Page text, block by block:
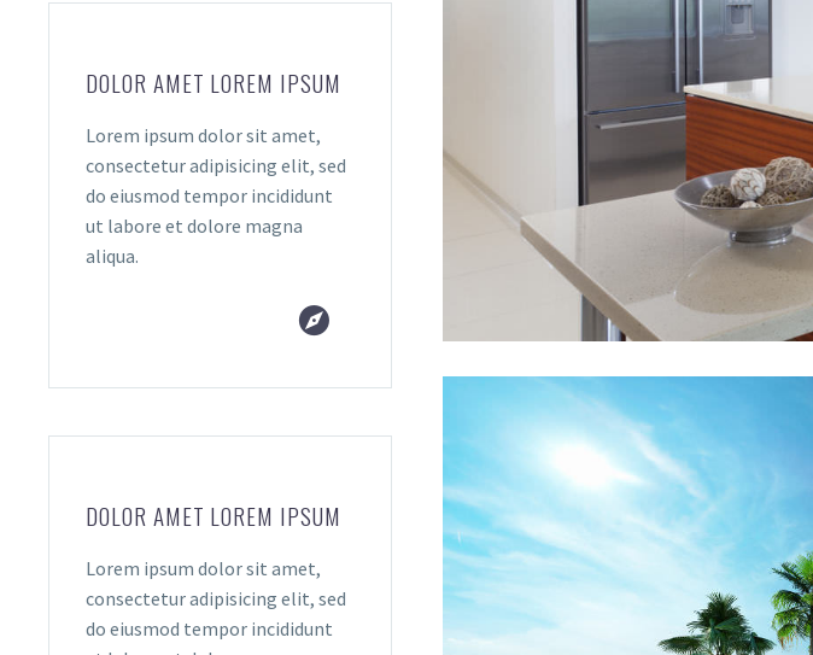
DOLOR AMET LOREM IPSUM
Lorem ipsum dolor sit amet,
consectetur adipisicing elit, sed
do eiusmod tempor incididunt
ut labore et dolore magna
aliqua.


DOLOR AMET LOREM IPSUM
Lorem ipsum dolor sit amet,
consectetur adipisicing elit, sed
do eiusmod tempor incididunt